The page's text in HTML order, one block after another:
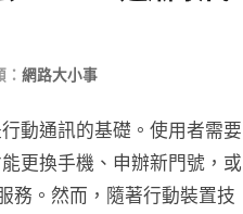
： 網路大小事
動通訊的基礎。使用者需要
更換手機、申辦新門號，或
務。然而，隨著行動裝置技